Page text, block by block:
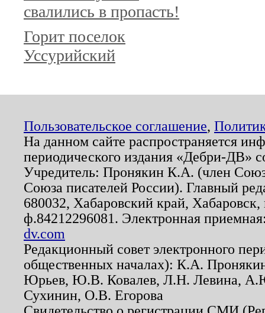
свалились в пропасть!
Горит поселок
Уссурийский
Пользовательское соглашение,
На данном сайте распространяется
периодического издания «Дебри-ДВ»
Учредитель: Пронякин К.А. (член
Союза писателей России). Главный
680032, Хабаровский край,
ф.84212296081. Электронная
dv.com
Редакционный совет электронного
общественных началах): К.А.
Юрьев, Ю.В. Ковалев, Л.Н. Левина,
Сухинин, О.В. Егорова